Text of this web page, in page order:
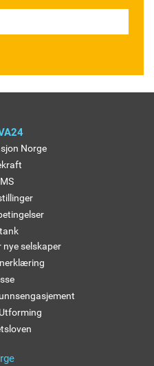
Norge
nye selskaper